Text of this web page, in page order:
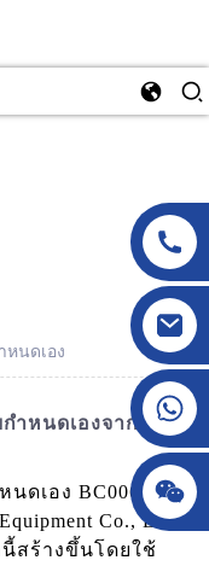
หนดเอง
ำหนดเองจากจีน -
ดเอง BC006 ผลิต
Co., Ltd
สร้างขึ้นโดยใช้